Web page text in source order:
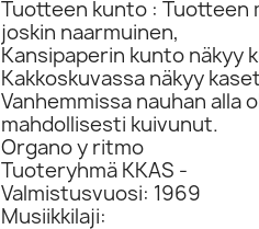
Tuotteen kunto : Tuotteen
joskin naarmuinen,
Kansipaperin kunto näkyy
Kakkoskuvassa näkyy
Vanhemmissa nauhan alla
mahdollisesti kuivunut.
Organo y ritmo
Tuoteryhmä KKAS -
Valmistusvuosi: 1969
Musiikkilaji: